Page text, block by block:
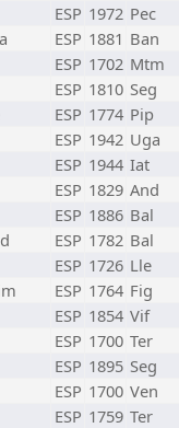
ESP 1972 Pec
ESP 1881 Ban
ESP 1702 Mtm
ESP 1810 Seg
ESP 1774 Pip
ESP 1942 Uga
ESP 1944 Iat
ESP 1829 And
ESP 1886 Bal
ESP 1782 Bal
ESP 1726 Lle
ESP 1764 Fig
ESP 1854 Vif
ESP 1700 Ter
ESP 1895 Seg
ESP 1700 Ven
ESP 1759 Ter